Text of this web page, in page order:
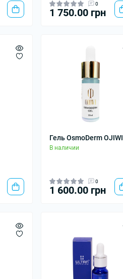
0
1 750.00 грн
Гель OsmoDerm OJIWI
В наличии
0
1 600.00 грн